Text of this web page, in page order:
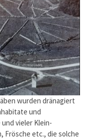
wurden dränagiert
und
vieler Klein-
Frösche etc., die solche